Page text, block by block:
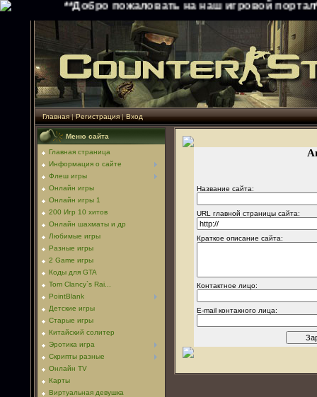
**Добро пожаловать на наш игровой
Главная|Регистрация|Вход
Меню сайта
Главная страница
Информация о сайте
Флеш игры
Онлайн игры
Онлайн игры 1
200 Игр 10 хитов
Онлайн шахматы и др
Любимые игры
Разные игры
2 Game игры
Коды для GTA
Tom Clancy`s Rai...
PointBlank
Детские игры
Старые игры
Китайский солитер
Эротика игра
Скрипты разные
Онлайн TV
Карты
Виртуальная девушка
Название сайта:
URL главной страницы сайта:
Краткое описание сайта:
Контактное лицо:
E-mail контакного лица: